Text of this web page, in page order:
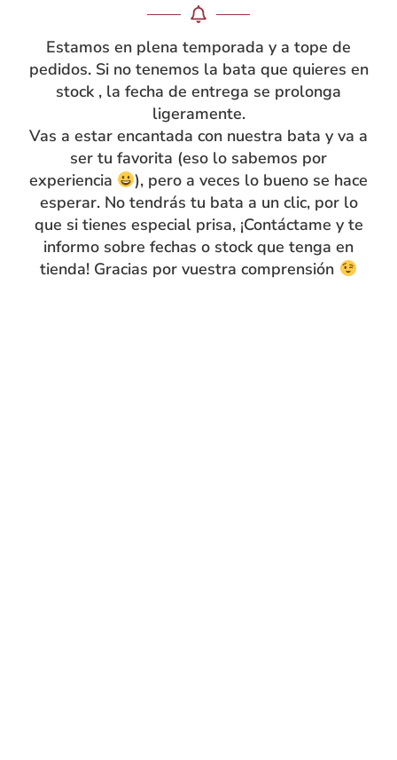
nombre bordado o incluso con los nombres de los
Compra segura
15 días de
devolución
Estamos en plena temporada y a tope de
pedidos. Si no tenemos la bata que quieres en
stock , la fecha de entrega se prolonga
ligeramente.
Vas a estar encantada con nuestra bata y va a
ser tu favorita (eso lo sabemos por
experiencia
), pero a veces lo bueno se hace
esperar. No tendrás tu bata a un clic, por lo
que si tienes especial prisa, ¡Contáctame y te
informo sobre fechas o stock que tenga en
tienda! Gracias por vuestra comprensión